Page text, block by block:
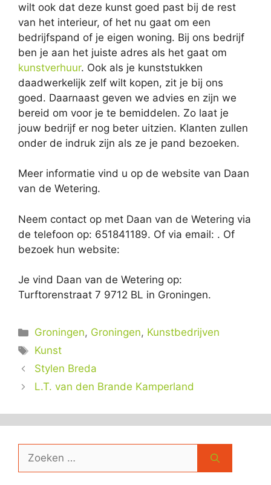
wilt ook dat deze kunst goed past bij de rest
van het interieur, of het nu gaat om een
bedrijfspand of je eigen woning. Bij ons bedrijf
ben je aan het juiste adres als het gaat om
kunstverhuur. Ook als je kunststukken
daadwerkelijk zelf wilt kopen, zit je bij ons
goed. Daarnaast geven we advies en zijn we
bereid om voor je te bemiddelen. Zo laat je
jouw bedrijf er nog beter uitzien. Klanten zullen
onder de indruk zijn als ze je pand bezoeken.
Meer informatie vind u op de website van Daan
van de Wetering.
Neem contact op met Daan van de Wetering via
de telefoon op: 651841189. Of via email: . Of
bezoek hun website:
Je vind Daan van de Wetering op:
Turftorenstraat 7 9712 BL in Groningen.
Categorieën
Groningen, Groningen, Kunstbedrijven
Tags
Kunst
Stylen Breda
L.T. van den Brande Kamperland
Zoek